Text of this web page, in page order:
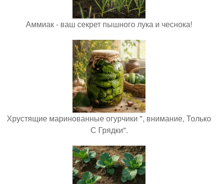
Аммиак - ваш секрет пышного лука и чеснока!
Хрустящие маринованные огурчики ", внимание, Только
С Грядки".